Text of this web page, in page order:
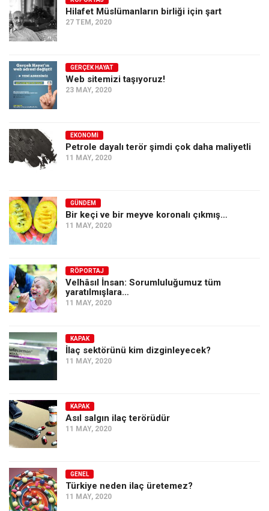
Ekonomi
Spor
Sağlık
Gıda-Beslenme
Türkiye
Siyaset
Dünya
Asya
Amerika
Avustralya
Tarih
Düşünce
Dosyalar
Hilafet Müslümanların birliği için şart
27 TEM, 2020
GERÇEK HAYAT
Web sitemizi taşıyoruz!
23 MAY, 2020
EKONOMI
Petrole dayalı terör şimdi çok daha maliyetli
11 MAY, 2020
GÜNDEM
Bir keçi ve bir meyve koronalı çıkmış…
11 MAY, 2020
RÖPORTAJ
Velhâsıl İnsan: Sorumluluğumuz tüm
yaratılmışlara…
11 MAY, 2020
KAPAK
İlaç sektörünü kim dizginleyecek?
11 MAY, 2020
KAPAK
Asıl salgın ilaç terörüdür
11 MAY, 2020
GENEL
Türkiye neden ilaç üretemez?
11 MAY, 2020